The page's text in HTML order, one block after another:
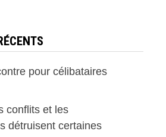
pour célibataires
conflits et les
détruisent certaines